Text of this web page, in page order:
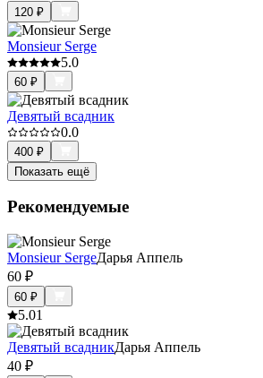
120 ₽
Monsieur Serge
5.0
60 ₽
Девятый всадник
0.0
400 ₽
Показать ещё
Рекомендуемые
Monsieur SergeДарья Аппель
60 ₽
60 ₽
5.01
Девятый всадникДарья Аппель
40 ₽